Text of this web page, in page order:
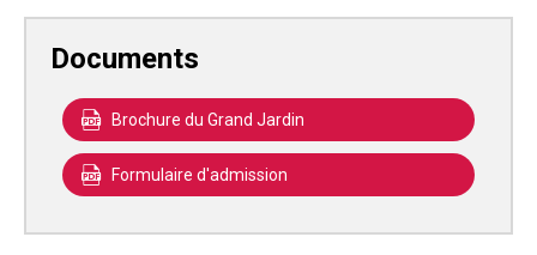
Documents
Brochure du Grand Jardin
Formulaire d'admission